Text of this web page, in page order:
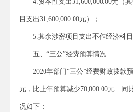
4.资本性支出31,600,000.00元（
目支出31,600,000.00元）；
5.其余涉密项目支出不作经济科目
五、“三公”经费预算情况
2020年部门“三公”经费财政拨款
元，比上年预算减少70,000.00元，同
况如下：